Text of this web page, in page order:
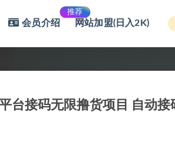
会员介绍
推荐
网站加盟(日入2K)
台接码无限撸货项目 自动